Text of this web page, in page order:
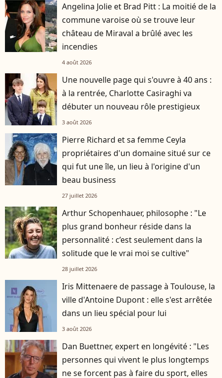
Angelina Jolie et Brad Pitt : La moitié de la
commune varoise où se trouve leur
château de Miraval a brûlé avec les
incendies
4 août 2026
Une nouvelle page qui s'ouvre à 40 ans :
à la rentrée, Charlotte Casiraghi va
débuter un nouveau rôle prestigieux
3 août 2026
Pierre Richard et sa femme Ceyla
propriétaires d'un domaine situé sur ce
qui fut une île, un lieu à l'origine d'un
beau business
27 juillet 2026
Arthur Schopenhauer, philosophe : "Le
plus grand bonheur réside dans la
personnalité : c’est seulement dans la
solitude que le vrai moi se cultive"
28 juillet 2026
Iris Mittenaere de passage à Toulouse, la
ville d'Antoine Dupont : elle s'est arrêtée
dans un lieu spécial pour lui
3 août 2026
Dan Buettner, expert en longévité : "Les
personnes qui vivent le plus longtemps
ne se forcent pas à faire du sport, elles